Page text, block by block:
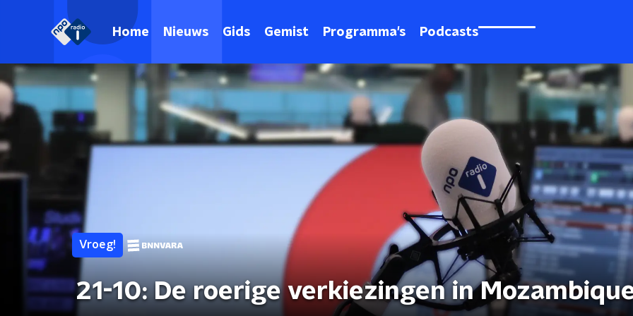
Home Nieuws Gids Gemist Programma's Podcasts
Vroeg!
21-10: De roerige verkiezingen in